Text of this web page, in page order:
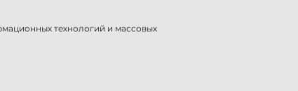
технологий и массовых